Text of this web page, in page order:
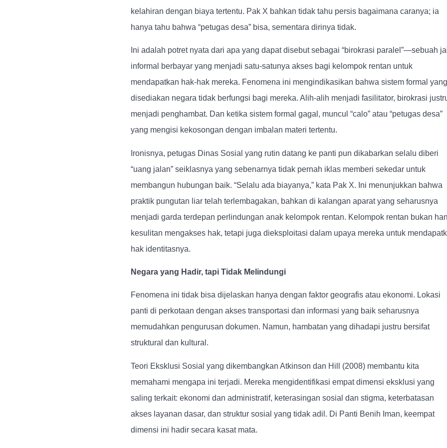
kelahiran dengan biaya tertentu. Pak X bahkan tidak tahu persis bagaimana caranya; ia
hanya tahu bahwa “petugas desa” bisa, sementara dirinya tidak.
Ini adalah potret nyata dari apa yang dapat disebut sebagai “birokrasi paralel”—sebuah
informal berbayar yang menjadi satu-satunya akses bagi kelompok rentan untuk
mendapatkan hak-hak mereka. Fenomena ini mengindikasikan bahwa sistem formal yang
disediakan negara tidak berfungsi bagi mereka. Alih-alih menjadi fasilitator, birokrasi
menjadi penghambat. Dan ketika sistem formal gagal, muncul “calo” atau “petugas desa”
yang mengisi kekosongan dengan imbalan materi tertentu.
Ironisnya, petugas Dinas Sosial yang rutin datang ke panti pun dikabarkan selalu diberi
“uang jalan” seiklasnya yang sebenarnya tidak pernah iklas memberi sekedar untuk
membangun hubungan baik. “Selalu ada biayanya,” kata Pak X. Ini menunjukkan bahwa
praktik pungutan liar telah terlembagakan, bahkan di kalangan aparat yang seharusnya
menjadi garda terdepan perlindungan anak kelompok rentan. Kelompok rentan bukan
kesulitan mengakses hak, tetapi juga dieksploitasi dalam upaya mereka untuk
hak identitasnya.
Negara yang Hadir, tapi Tidak Melindungi
Fenomena ini tidak bisa dijelaskan hanya dengan faktor geografis atau ekonomi. Lokasi
panti di perkotaan dengan akses transportasi dan informasi yang baik seharusnya
memudahkan pengurusan dokumen. Namun, hambatan yang dihadapi justru bersifat
struktural dan kultural.
Teori Eksklusi Sosial yang dikembangkan Atkinson dan Hill (2008) membantu kita
memahami mengapa ini terjadi. Mereka mengidentifikasi empat dimensi eksklusi yang
saling terkait: ekonomi dan administratif, keterasingan sosial dan stigma, keterbatasan
akses layanan dasar, dan struktur sosial yang tidak adil. Di Panti Benih Iman, keempat
dimensi ini hadir secara kasat mata.